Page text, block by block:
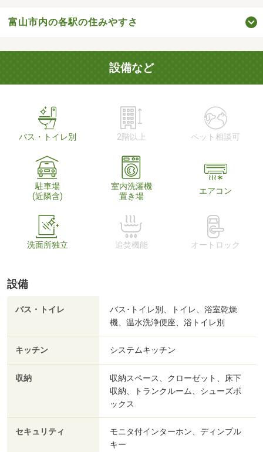
富山市内の各駅の住みやすさ
設備など
バス・トイレ別 2階以上 ペット相談可
駐車場
(近隣含)
室内洗濯機
置き場
エアコン
洗面所独立 追焚機能 オートロック
設備
バス・トイレ
バス･トイレ別、トイレ、浴室乾燥
機、温水洗浄便座、浴トイレ別
キッチン システムキッチン
収納
収納スペース、クローゼット、床下
収納、トランクルーム、シューズボ
ックス
セキュリティ
モニタ付インターホン、ディンプル
キー